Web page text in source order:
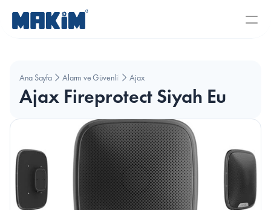
Ana Sayfa Alarm ve Güvenlik Sistemleri
Ajax
Ajax Fireprotect Siyah Eu